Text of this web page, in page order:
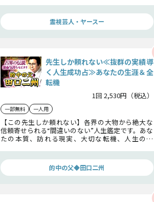
えしましょう。
霊視芸人・ヤースー
先生しか頼れない≪抜群の実績導
く人生成功占≫あなたの生涯＆全
転機
1回 2,530円（税込）
一部無料 一人用
【この先生しか頼れない】各界の大物から絶大な
信頼寄せられる“間違いのない”人生鑑定です。あな
たの本質、訪れる現実、大切な転機、人生の岐
的中の父◆田口二州